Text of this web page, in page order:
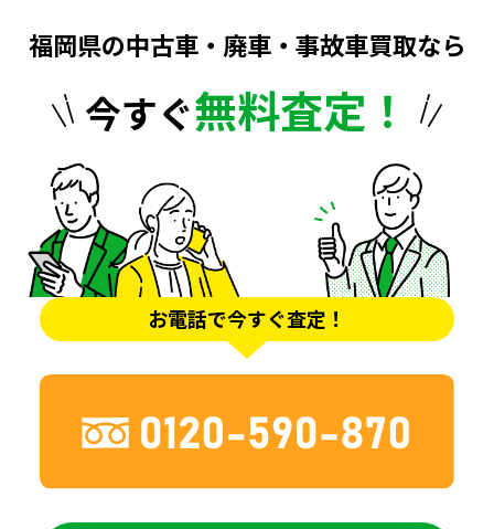
福岡県の中古車・廃車・事故車買取なら
今すぐ無料査定！
お電話で今すぐ査定！